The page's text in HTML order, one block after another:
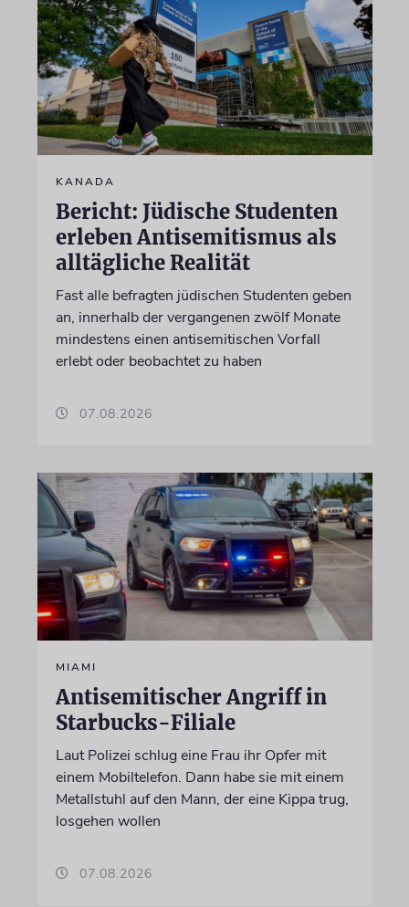
KANADA
Bericht: Jüdische Studenten
erleben Antisemitismus als
alltägliche Realität
Fast alle befragten jüdischen Studenten geben
an, innerhalb der vergangenen zwölf Monate
mindestens einen antisemitischen Vorfall
erlebt oder beobachtet zu haben
07.08.2026
MIAMI
Antisemitischer Angriff in
Starbucks-Filiale
Laut Polizei schlug eine Frau ihr Opfer mit
einem Mobiltelefon. Dann habe sie mit einem
Metallstuhl auf den Mann, der eine Kippa trug,
losgehen wollen
07.08.2026